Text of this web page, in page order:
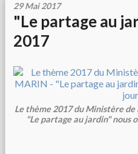
29 Mai 2017
"Le partage au
2017
Le thème 2017 du Ministère
"Le partage au jardin" nous